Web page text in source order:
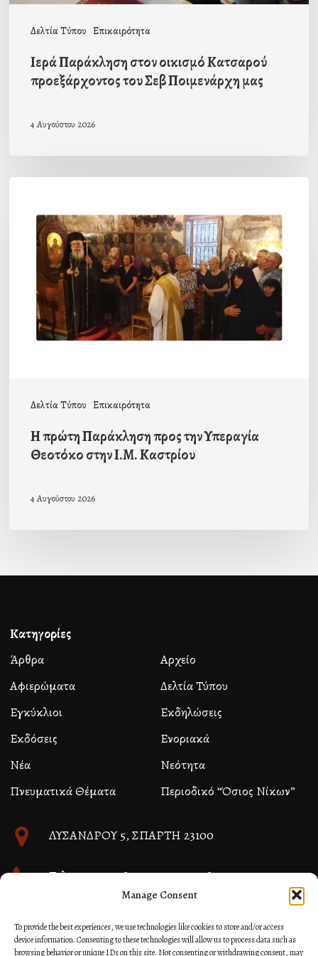
Manage Consent
To provide the best experiences, we use technologies like cookies to store and/or access
device information. Consenting to these technologies will allow us to process data such as
browsing behavior or unique IDs on this site. Not consenting or withdrawing consent, may
Δελτία Τύπου Επικαιρότητα
Ιερά Παράκληση στον οικισμό Κατσαρού
προεξάρχοντος του Σεβ Ποιμενάρχη μας
4 Αυγούστου 2026
Δελτία Τύπου Επικαιρότητα
πρώτη
Παράκληση
Υπεραγία
Θεοτόκο
Η πρώτη Παράκληση προς την Υπεραγία
Θεοτόκο στην Ι.Μ. Καστρίου
4 Αυγούστου 2026
Κατηγορίες
Άρθρα
Αρχείο
Αφιερώματα
Δελτία Τύπου
Εγκύκλιοι
Εκδηλώσεις
Εκδόσεις
Ενοριακά
Νέα
Νεότητα
Πνευματικά Θέματα
Περιοδικό “Όσιος Νίκων”
ΛΥΣΑΝΔΡΟΥ 5, ΣΠΑΡΤΗ 23100
Τηλ. 27310 26580 και 27310 26581